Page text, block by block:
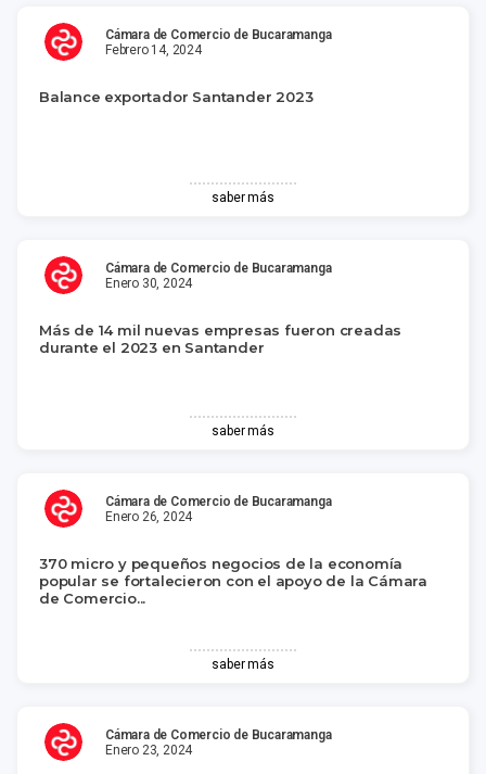
Cámara de Comercio de Bucaramanga
Febrero 14, 2024
Balance exportador Santander 2023
saber más
Cámara de Comercio de Bucaramanga
Enero 30, 2024
Más de 14 mil nuevas empresas fueron creadas
durante el 2023 en Santander
saber más
Cámara de Comercio de Bucaramanga
Enero 26, 2024
370 micro y pequeños negocios de la economía
popular se fortalecieron con el apoyo de la Cámara
de Comercio...
saber más
Cámara de Comercio de Bucaramanga
Enero 23, 2024